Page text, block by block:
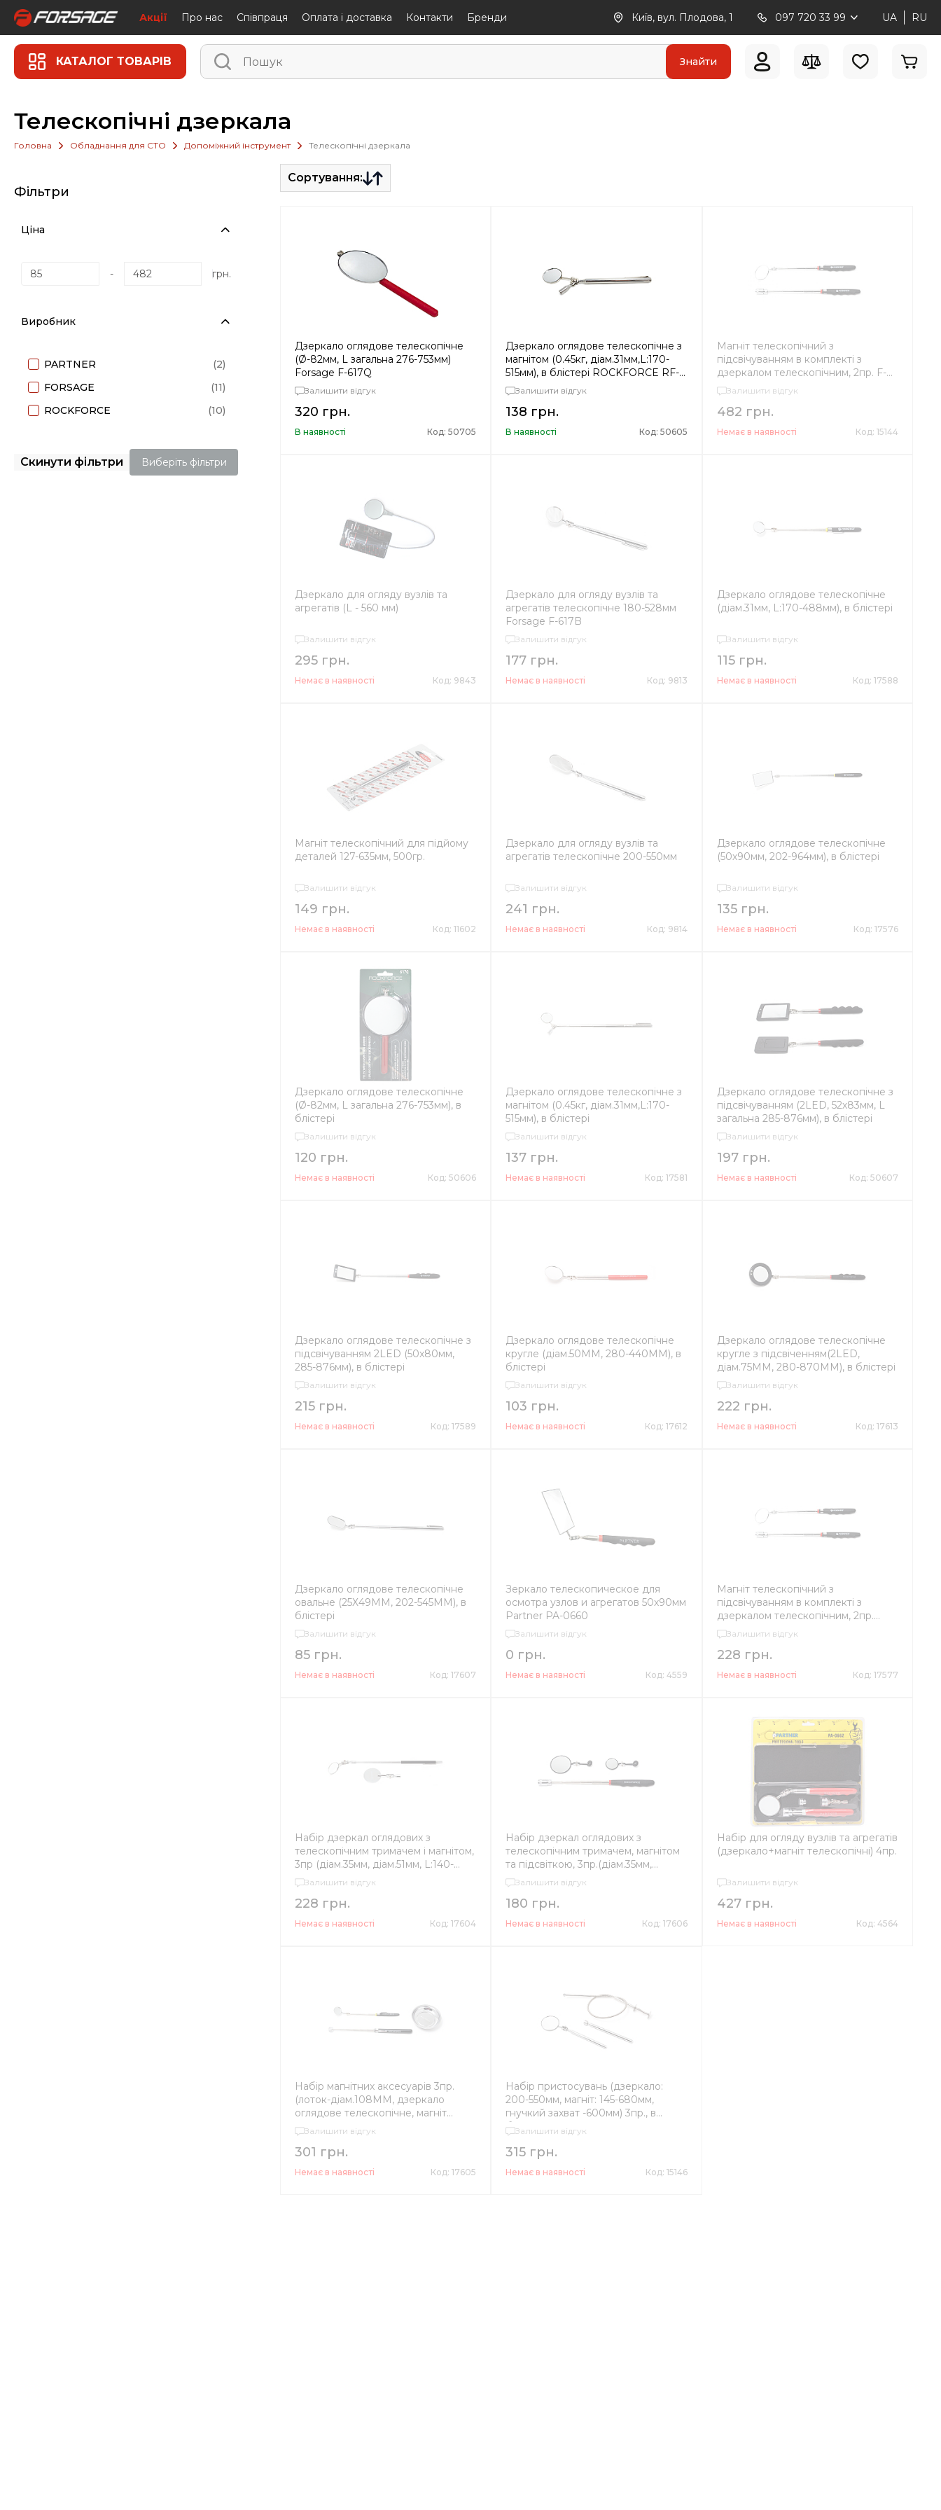
Акції Про нас Співпраця Oплaтa і дocтaвкa Контакти Бренди Київ, вул. Плодова, 1 097 720 33 99 UA RU
КАТАЛОГ ТОВАРІВ Знайти
Телескопічні дзеркала
Головна Обладнання для СТО Допоміжний інструмент Телескопічні дзеркала
Фільтри
Виробник
PARTNER
(2)
FORSAGE
(11)
ROCKFORCE
(10)
Ціна
- грн.
Скинути фільтри Виберіть фільтри
Сортування:
Дзеркало оглядове телескопічне
(Ø-82мм, L загальна 276-753мм)
Forsage F-617Q
Залишити відгук
320 грн.
В наявності Код: 50705
Дзеркало оглядове телескопічне з
магнітом (0.45кг, діам.31мм,L:170-
515мм), в блістері ROCKFORCE RF-
617MЗалишити відгук
138 грн.
В наявності Код: 50605
Магніт телескопічний з
підсвічуванням в комплекті з
дзеркалом телескопічним, 2пр. F-
617L2Залишити відгук
482 грн.
Немає в наявності Код: 15144
Дзеркало для огляду вузлів та
агрегатів (L - 560 мм)
Залишити відгук
295 грн.
Немає в наявності Код: 9843
Дзеркало для огляду вузлів та
агрегатів телескопічне 180-528мм
Forsage F-617B
Залишити відгук
177 грн.
Немає в наявності Код: 9813
Дзеркало оглядове телескопічне
(діам.31мм, L:170-488мм), в блістері
Залишити відгук
115 грн.
Немає в наявності Код: 17588
Магніт телескопічний для підйому
деталей 127-635мм, 500гр.
Залишити відгук
149 грн.
Немає в наявності Код: 11602
Дзеркало для огляду вузлів та
агрегатів телескопічне 200-550мм
Залишити відгук
241 грн.
Немає в наявності Код: 9814
Дзеркало оглядове телескопічне
(50х90мм, 202-964мм), в блістері
Залишити відгук
135 грн.
Немає в наявності Код: 17576
Дзеркало оглядове телескопічне
(Ø-82мм, L загальна 276-753мм), в
блістері
Залишити відгук
120 грн.
Немає в наявності Код: 50606
Дзеркало оглядове телескопічне з
магнітом (0.45кг, діам.31мм,L:170-
515мм), в блістері
Залишити відгук
137 грн.
Немає в наявності Код: 17581
Дзеркало оглядове телескопічне з
підсвічуванням (2LED, 52х83мм, L
загальна 285-876мм), в блістері
Залишити відгук
197 грн.
Немає в наявності Код: 50607
Дзеркало оглядове телескопічне з
підсвічуванням 2LED (50х80мм,
285-876мм), в блістері
Залишити відгук
215 грн.
Немає в наявності Код: 17589
Дзеркало оглядове телескопічне
кругле (діам.50ММ, 280-440ММ), в
блістері
Залишити відгук
103 грн.
Немає в наявності Код: 17612
Дзеркало оглядове телескопічне
кругле з підсвіченням(2LED,
діам.75ММ, 280-870ММ), в блістері
Залишити відгук
222 грн.
Немає в наявності Код: 17613
Дзеркало оглядове телескопічне
овальне (25Х49ММ, 202-545ММ), в
блістері
Залишити відгук
85 грн.
Немає в наявності Код: 17607
Зеркало телескопическое для
осмотра узлов и агрегатов 50х90мм
Partner PA-0660
Залишити відгук
0 грн.
Немає в наявності Код: 4559
Магніт телескопічний з
підсвічуванням в комплекті з
дзеркалом телескопічним, 2пр.
(2,27кг, діам.50мм
Залишити відгук
228 грн.
Немає в наявності Код: 17577
Набір дзеркал оглядових з
телескопічним тримачем і магнітом,
3пр (діам.35мм, діам.51мм, L:140-
630мм)
Залишити відгук
228 грн.
Немає в наявності Код: 17604
Набір дзеркал оглядових з
телескопічним тримачем, магнітом
та підсвіткою, 3пр.(діам.35мм,
діам.57мм,
Залишити відгук
180 грн.
Немає в наявності Код: 17606
Набір для огляду вузлів та агрегатів
(дзеркало+магніт телескопічні) 4пр.
Залишити відгук
427 грн.
Немає в наявності Код: 4564
Набір магнітних аксесуарів 3пр.
(лоток-діам.108ММ, дзеркало
оглядове телескопічне, магніт
телескопіч
Залишити відгук
301 грн.
Немає в наявності Код: 17605
Набір пристосувань (дзеркало:
200-550мм, магніт: 145-680мм,
гнучкий захват -600мм) 3пр., в
блістері
Залишити відгук
315 грн.
Немає в наявності Код: 15146